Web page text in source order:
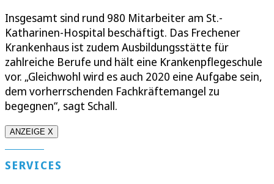
Insgesamt sind rund 980 Mitarbeiter am St.-
Katharinen-Hospital beschäftigt. Das Frechener
Krankenhaus ist zudem Ausbildungsstätte für
zahlreiche Berufe und hält eine Krankenpflegeschule
vor. „Gleichwohl wird es auch 2020 eine Aufgabe sein,
dem vorherrschenden Fachkräftemangel zu
begegnen“, sagt Schall.
ANZEIGE X
SERVICES